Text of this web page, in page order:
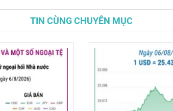
TIN CÙNG CHUYÊN MỤC